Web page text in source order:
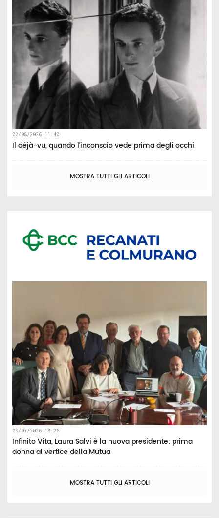
02/08/2026 11:40
Il déjà-vu, quando l’inconscio vede prima degli occhi
MOSTRA TUTTI GLI ARTICOLI
09/07/2026 18:26
Infinito Vita, Laura Salvi è la nuova presidente: prima
donna al vertice della Mutua
MOSTRA TUTTI GLI ARTICOLI